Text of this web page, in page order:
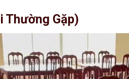
Thường Gặp)